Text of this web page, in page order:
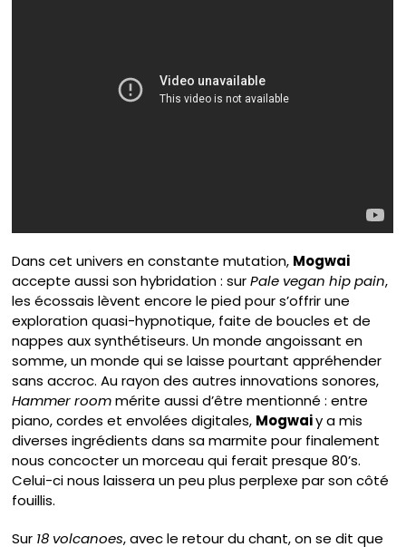
Dans cet univers en constante mutation, Mogwai
accepte aussi son hybridation : surPale vegan hip pain,
les écossais lèvent encore le pied pour s’offrir une
exploration quasi-hypnotique, faite de boucles et de
nappes aux synthétiseurs. Un monde angoissant en
somme, un monde qui se laisse pourtant appréhender
sans accroc. Au rayon des autres innovations sonores,
Hammer roommérite aussi d’être mentionné : entre
piano, cordes et envolées digitales, Mogwaiy a mis
diverses ingrédients dans sa marmite pour finalement
nous concocter un morceau qui ferait presque 80’s.
Celui-ci nous laissera un peu plus perplexe par son côté
fouillis.
Sur 18 volcanoes, avec le retour du chant, on se dit que